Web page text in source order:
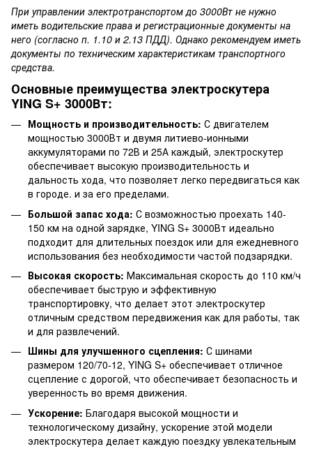
При управлении электротранспортом до 3000Вт не нужно
иметь водительские права и регистрационные документы на
него (согласно п. 1.10 и 2.13 ПДД). Однако рекомендуем иметь
документы по техническим характеристикам транспортного
средства.
Основные преимущества электроскутера
YING S+ 3000Вт:
Мощность и производительность: С двигателем
мощностью 3000Вт и двумя литиево-ионными
аккумуляторами по 72В и 25А каждый, электроскутер
обеспечивает высокую производительность и
дальность хода, что позволяет легко передвигаться как
в городе. и за его пределами.
Большой запас хода: С возможностью проехать 140-
150 км на одной зарядке, YING S+ 3000Вт идеально
подходит для длительных поездок или для ежедневного
использования без необходимости частой подзарядки.
Высокая скорость: Максимальная скорость до 110 км/ч
обеспечивает быструю и эффективную
транспортировку, что делает этот электроскутер
отличным средством передвижения как для работы, так
и для развлечений.
Шины для улучшенного сцепления: С шинами
размером 120/70-12, YING S+ обеспечивает отличное
сцепление с дорогой, что обеспечивает безопасность и
уверенность во время движения.
Ускорение: Благодаря высокой мощности и
технологическому дизайну, ускорение этой модели
электроскутера делает каждую поездку увлекательным